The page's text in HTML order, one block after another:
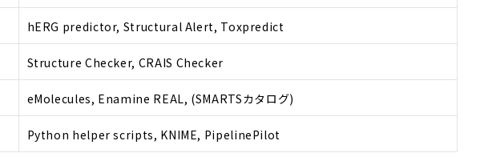
hERG predictor, Structural Alert, Toxpredict
Structure Checker, CRAIS Checker
eMolecules, Enamine REAL, (SMARTSカタログ)
Python helper scripts, KNIME, PipelinePilot